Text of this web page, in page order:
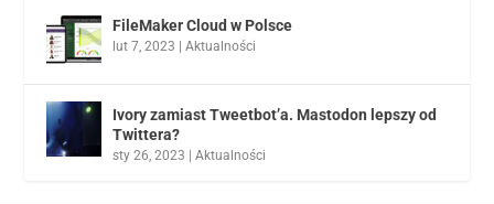
FileMaker Cloud w Polsce
lut 7, 2023 |Aktualności
Ivory zamiast Tweetbot’a. Mastodon lepszy od
Twittera?
sty 26, 2023 |Aktualności